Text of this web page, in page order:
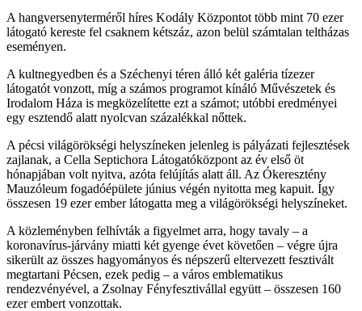
A hangversenyterméről híres Kodály Központot több mint 70 ezer
látogató kereste fel csaknem kétszáz, azon belül számtalan teltházas
eseményen.
A kultnegyedben és a Széchenyi téren álló két galéria tízezer
látogatót vonzott, míg a számos programot kínáló Művészetek és
Irodalom Háza is megközelítette ezt a számot; utóbbi eredményei
egy esztendő alatt nyolcvan százalékkal nőttek.
A pécsi világörökségi helyszíneken jelenleg is pályázati fejlesztések
zajlanak, a Cella Septichora Látogatóközpont az év első öt
hónapjában volt nyitva, azóta felújítás alatt áll. Az Ókeresztény
Mauzóleum fogadóépülete június végén nyitotta meg kapuit. Így
összesen 19 ezer ember látogatta meg a világörökségi helyszíneket.
A közleményben felhívták a figyelmet arra, hogy tavaly – a
koronavírus-járvány miatti két gyenge évet követően – végre újra
sikerült az összes hagyományos és népszerű eltervezett fesztivált
megtartani Pécsen, ezek pedig – a város emblematikus
rendezvényével, a Zsolnay Fényfesztivállal együtt – összesen 160
ezer embert vonzottak.